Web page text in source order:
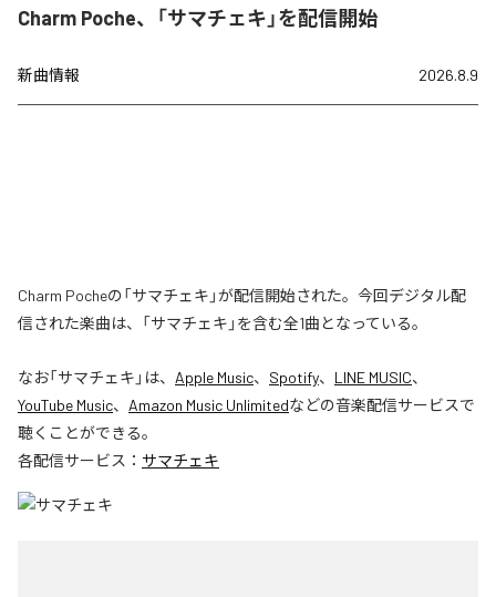
Charm Poche、「サマチェキ」を配信開始
新曲情報 2026.8.9
Charm Pocheの「サマチェキ」が配信開始された。今回デジタル配
信された楽曲は、「サマチェキ」を含む全1曲となっている。
なお「サマチェキ 」は、 Apple Music、 Spotify、 LINE MUSIC、
YouTube Music、 Amazon Music Unlimitedなどの音楽配信サービスで
聴くことができる。
各配信サービス： サマチェキ